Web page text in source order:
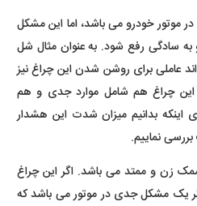
موتور خودرو می باشد، اما این مشکل
سادگی رفع شود. به عنوان مثال شل
عاملی برای روشن شدن این چراغ نیز
چراغ هم شامل موارد جدی و هم
اینکه بدانیم میزان شدت این هشدار
نماییم.
زن و ممتد می باشد. اگر این چراغ
یک مشکل جدی در موتور می باشد که